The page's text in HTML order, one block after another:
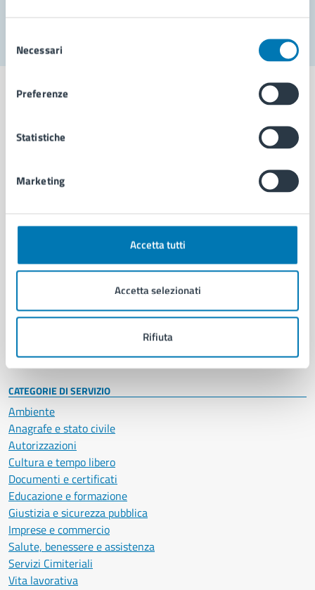
delNecessari
Preferenze
Statistiche
Marketing
Accetta tutti
Accetta selezionati
Rifiuta
Comune di Napoli
AMMINISTRAZIONE
Organi di governo
Enti e fondazioni
Personale amministrativo
Intranet, posta aziendale e protocollo
CATEGORIE DI SERVIZIO
Ambiente
Anagrafe e stato civile
Autorizzazioni
Cultura e tempo libero
Documenti e certificati
Educazione e formazione
Giustizia e sicurezza pubblica
Imprese e commercio
Salute, benessere e assistenza
Servizi Cimiteriali
Vita lavorativa